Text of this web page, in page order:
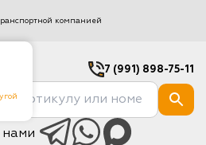
компанией
7 (991) 898-75-11
нами